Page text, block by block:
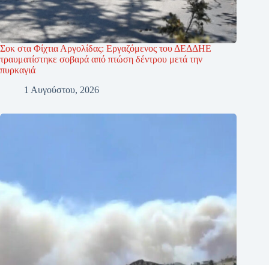
Σοκ στα Φίχτια Αργολίδας: Εργαζόμενος του ΔΕΔΔΗΕ
τραυματίστηκε σοβαρά από πτώση δέντρου μετά την
πυρκαγιά
1 Αυγούστου, 2026